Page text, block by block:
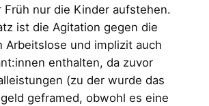
Früh nur die Kinder aufstehen.
ist die Agitation gegen die
Arbeitslose und implizit auch
enthalten, da zuvor
(zu der wurde das
geframed, obwohl es eine